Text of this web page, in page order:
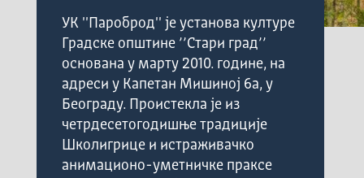
УК ''Пароброд'' је установа културе
Градске општине ’’Стари град’’
основана у марту 2010. године, на
адреси у Капетан Мишиној 6а, у
Београду. Проистекла је из
четрдесетогодишње традиције
Школигрице и истраживачко
анимационо-уметничке праксе